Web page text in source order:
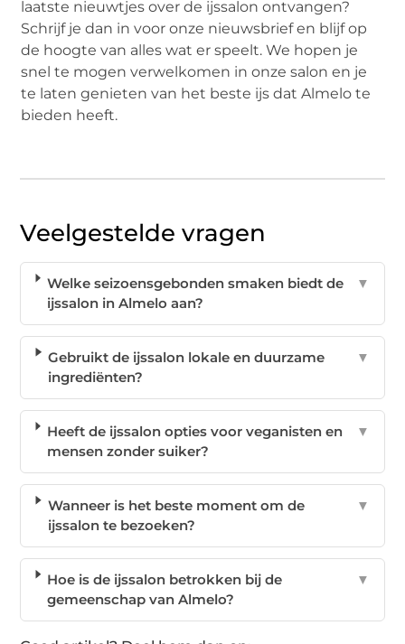
laatste nieuwtjes over de ijssalon ontvangen?
Schrijf je dan in voor onze nieuwsbrief en blijf op
de hoogte van alles wat er speelt. We hopen je
snel te mogen verwelkomen in onze salon en je
te laten genieten van het beste ijs dat Almelo te
bieden heeft.
Veelgestelde vragen
Welke seizoensgebonden smaken biedt de
ijssalon in Almelo aan?
▼
Gebruikt de ijssalon lokale en duurzame
ingrediënten?
▼
Heeft de ijssalon opties voor veganisten en
mensen zonder suiker?
▼
Wanneer is het beste moment om de
ijssalon te bezoeken?
▼
Hoe is de ijssalon betrokken bij de
gemeenschap van Almelo?
▼